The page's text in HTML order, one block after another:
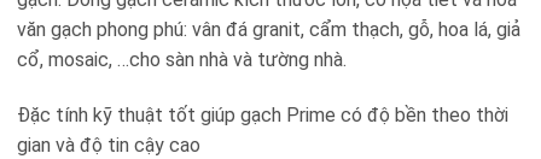
văn gạch phong phú: vân đá granit, cẩm thạch, gỗ, hoa lá, giả
cổ, mosaic, …cho sàn nhà và tường nhà.
Đặc tính kỹ thuật tốt giúp gạch Prime có độ bền theo thời
gian và độ tin cậy cao